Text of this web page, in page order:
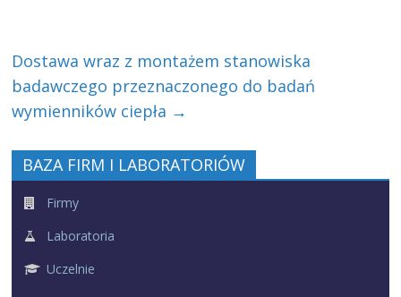
Dostawa wraz z montażem stanowiska
badawczego przeznaczonego do badań
wymienników ciepła →
BAZA FIRM I LABORATORIÓW
Firmy
Laboratoria
Uczelnie